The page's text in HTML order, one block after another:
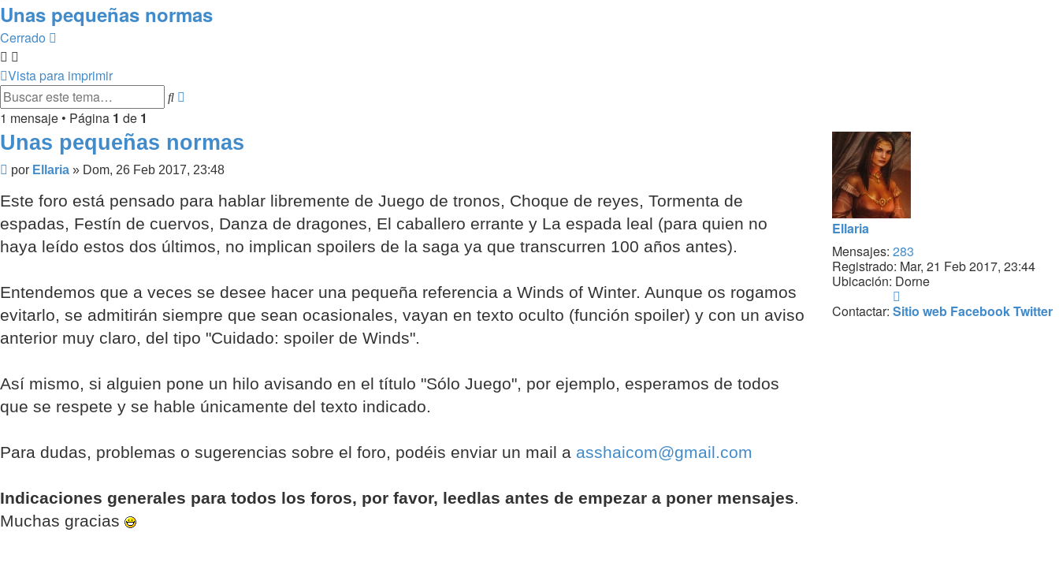
Unas pequeñas normas
Cerrado
Vista para imprimir
Buscar
1 mensaje • Página 1 de 1
Ellaria
Mensajes: 283
Registrado: Mar, 21 Feb 2017, 23:44
Ubicación: Dorne
Contactar:
Ellaria
Sitio web FacebookTwitter
Unas pequeñas normas
Mensaje
por Ellaria » Dom, 26 Feb 2017, 23:48
Este foro está pensado para hablar libremente de Juego de tronos, Choque de reyes, Tormenta de
espadas, Festín de cuervos, Danza de dragones, El caballero errante y La espada leal (para quien no
haya leído estos dos últimos, no implican spoilers de la saga ya que transcurren 100 años antes).
Entendemos que a veces se desee hacer una pequeña referencia a Winds of Winter. Aunque os rogamos
evitarlo, se admitirán siempre que sean ocasionales, vayan en texto oculto (función spoiler) y con un aviso
anterior muy claro, del tipo "Cuidado: spoiler de Winds".
Así mismo, si alguien pone un hilo avisando en el título "Sólo Juego", por ejemplo, esperamos de todos
que se respete y se hable únicamente del texto indicado.
Para dudas, problemas o sugerencias sobre el foro, podéis enviar un mail a asshaicom@gmail.com
Indicaciones generales para todos los foros, por favor, leedlas antes de empezar a poner mensajes.
Muchas gracias